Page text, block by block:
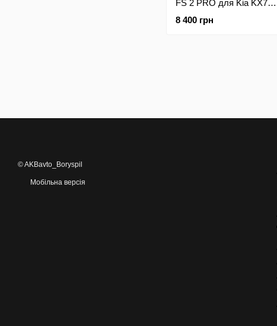
FS 2 PRO для Kia KX7
8 400 грн
© AKBavto_Boryspil
Мобільна версія